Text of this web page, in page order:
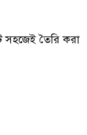
সহজেই তৈরি করা